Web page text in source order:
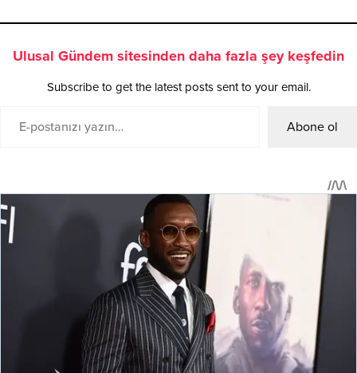
Ulusal Gündem sitesinden daha fazla şey keşfedin
Subscribe to get the latest posts sent to your email.
Abone ol